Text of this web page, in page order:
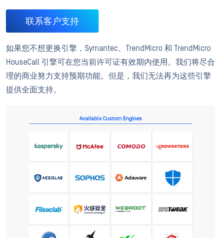
联系客户支持
如果您不想更换引擎，Symantec、TrendMicro 和 TrendMicro
HouseCall 引擎可在您当前许可证有效期内使用。我们将尽合
理的商业努力支持预期功能。但是，我们无法再为这些引擎
提供全面支持。